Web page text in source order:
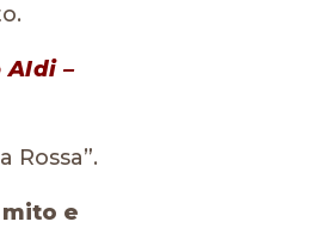
Aldi –
mito e